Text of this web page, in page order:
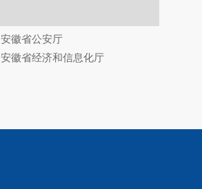
安徽省公安厅
安徽省经济和信息化厅